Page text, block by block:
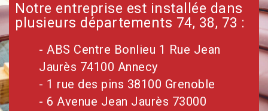
Notre entreprise est installée dans
plusieurs départements 74, 38, 73 :
- ABS Centre Bonlieu 1 Rue Jean
Jaurès 74100 Annecy
- 1 rue des pins 38100 Grenoble
- 6 Avenue Jean Jaurès 73000